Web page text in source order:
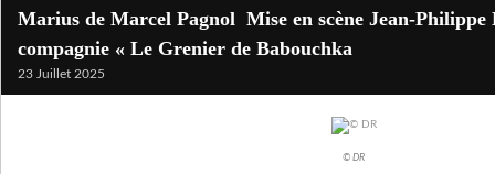
Marius de Marcel Pagnol Mise en scène Jean-Philippe
compagnie « Le Grenier de Babouchka
23 Juillet 2025
© DR